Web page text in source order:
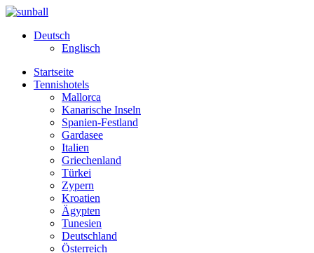
Deutsch
Englisch
Startseite
Tennishotels
Mallorca
Kanarische Inseln
Spanien-Festland
Gardasee
Italien
Griechenland
Türkei
Zypern
Kroatien
Ägypten
Tunesien
Deutschland
Österreich